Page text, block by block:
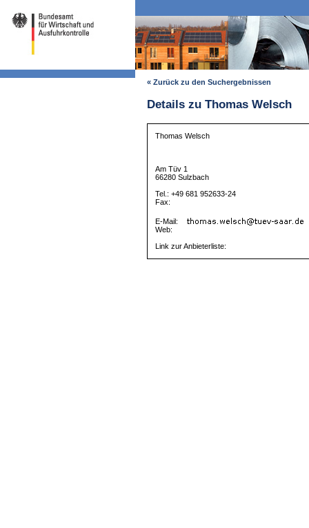
« Zurück zu den Suchergebnissen
Details zu Thomas Welsch
Thomas Welsch
Am Tüv 1
66280 Sulzbach
Tel.: +49 681 952633-24
Fax:
E-Mail:
Web:
Link zur Anbieterliste: